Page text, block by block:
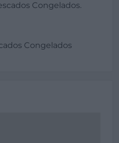
Congelados.
Congelados